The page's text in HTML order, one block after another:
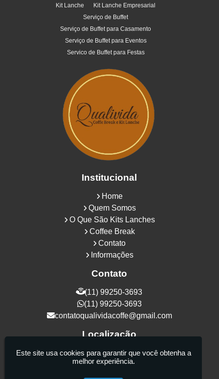
Kit Lanche
Kit Lanche Empresarial
Serviço de Buffet
Serviço de Buffet para Casamento
Serviço de Buffet para Eventos
Servico de Buffet para Festas
Institucional
Home
Quem Somos
O Que São Kits Lanches
Coffee Break
Contato
Informações
Contato
(11) 99250-3693
(11) 99250-3693
contatoqualividacoffe@gmail.com
Localização
Rua Samurais, 27 - Vila Maria Alta - São
Paulo / SP - CEP: 02130-080
Este site usa cookies para garantir que você obtenha a
melhor experiência.